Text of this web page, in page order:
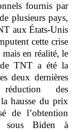
fournis par
plusieurs pays,
aux États-Unis
cette crise
en réalité, le
de TNT a été la
deux dernières
des
hausse du prix
de l’obtention
sous Biden à